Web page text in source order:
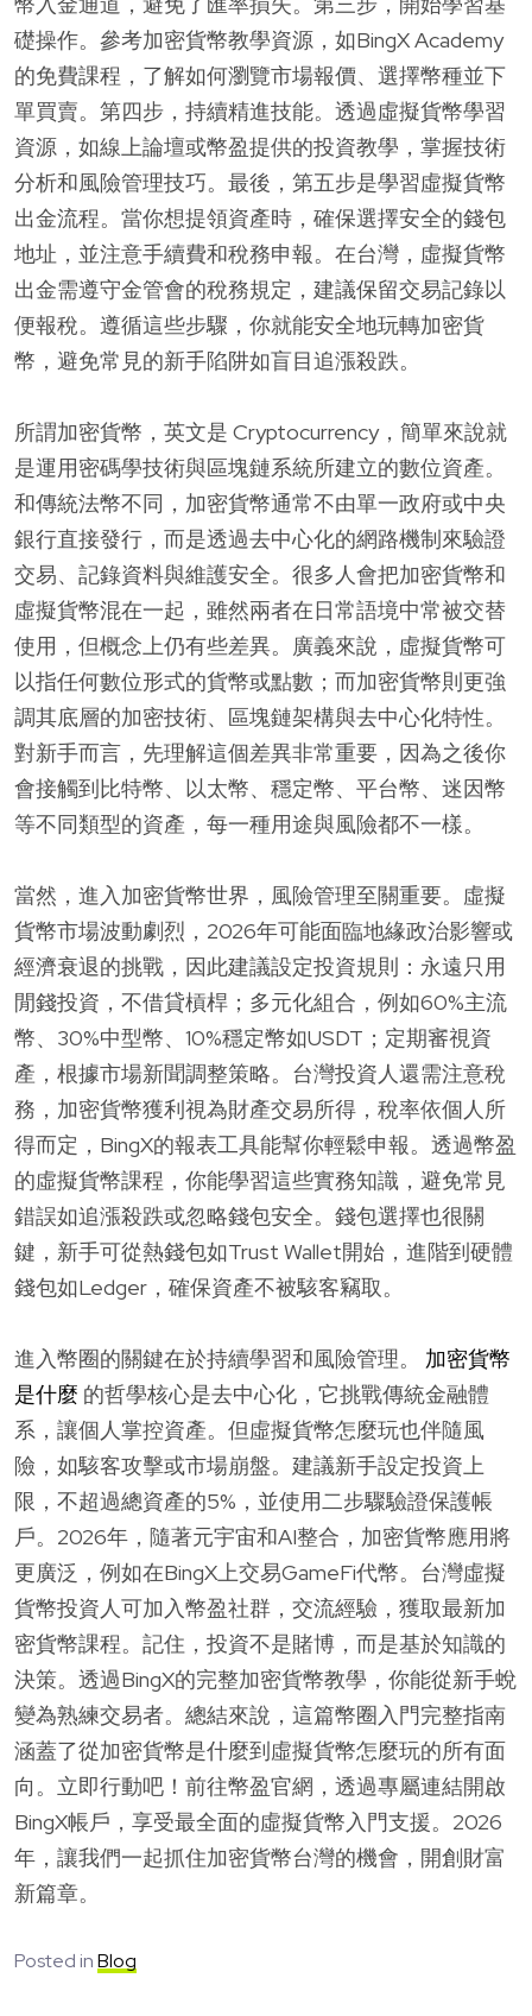
礎操作。參考加密貨幣教學資源，如BingX Academy
的免費課程，了解如何瀏覽市場報價、選擇幣種並下
單買賣。第四步，持續精進技能。透過虛擬貨幣學習
資源，如線上論壇或幣盈提供的投資教學，掌握技術
分析和風險管理技巧。最後，第五步是學習虛擬貨幣
出金流程。當你想提領資產時，確保選擇安全的錢包
地址，並注意手續費和稅務申報。在台灣，虛擬貨幣
出金需遵守金管會的稅務規定，建議保留交易記錄以
便報稅。遵循這些步驟，你就能安全地玩轉加密貨
幣，避免常見的新手陷阱如盲目追漲殺跌。
所謂加密貨幣，英文是 Cryptocurrency，簡單來說就
是運用密碼學技術與區塊鏈系統所建立的數位資產。
和傳統法幣不同，加密貨幣通常不由單一政府或中央
銀行直接發行，而是透過去中心化的網路機制來驗證
交易、記錄資料與維護安全。很多人會把加密貨幣和
虛擬貨幣混在一起，雖然兩者在日常語境中常被交替
使用，但概念上仍有些差異。廣義來說，虛擬貨幣可
以指任何數位形式的貨幣或點數；而加密貨幣則更強
調其底層的加密技術、區塊鏈架構與去中心化特性。
對新手而言，先理解這個差異非常重要，因為之後你
會接觸到比特幣、以太幣、穩定幣、平台幣、迷因幣
等不同類型的資產，每一種用途與風險都不一樣。
當然，進入加密貨幣世界，風險管理至關重要。虛擬
貨幣市場波動劇烈，2026年可能面臨地緣政治影響或
經濟衰退的挑戰，因此建議設定投資規則：永遠只用
閒錢投資，不借貸槓桿；多元化組合，例如60%主流
幣、30%中型幣、10%穩定幣如USDT；定期審視資
產，根據市場新聞調整策略。台灣投資人還需注意稅
務，加密貨幣獲利視為財產交易所得，稅率依個人所
得而定，BingX的報表工具能幫你輕鬆申報。透過幣盈
的虛擬貨幣課程，你能學習這些實務知識，避免常見
錯誤如追漲殺跌或忽略錢包安全。錢包選擇也很關
鍵，新手可從熱錢包如Trust Wallet開始，進階到硬體
錢包如Ledger，確保資產不被駭客竊取。
進入幣圈的關鍵在於持續學習和風險管理。 加密貨幣
是什麼 的哲學核心是去中心化，它挑戰傳統金融體
系，讓個人掌控資產。但虛擬貨幣怎麼玩也伴隨風
險，如駭客攻擊或市場崩盤。建議新手設定投資上
限，不超過總資產的5%，並使用二步驟驗證保護帳
戶。2026年，隨著元宇宙和AI整合，加密貨幣應用將
更廣泛，例如在BingX上交易GameFi代幣。台灣虛擬
貨幣投資人可加入幣盈社群，交流經驗，獲取最新加
密貨幣課程。記住，投資不是賭博，而是基於知識的
決策。透過BingX的完整加密貨幣教學，你能從新手蛻
變為熟練交易者。總結來說，這篇幣圈入門完整指南
涵蓋了從加密貨幣是什麼到虛擬貨幣怎麼玩的所有面
向。立即行動吧！前往幣盈官網，透過專屬連結開啟
BingX帳戶，享受最全面的虛擬貨幣入門支援。2026
年，讓我們一起抓住加密貨幣台灣的機會，開創財富
新篇章。
Posted inBlog